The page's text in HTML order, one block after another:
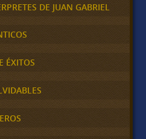
DE JUAN GABRIEL
ÉXITOS